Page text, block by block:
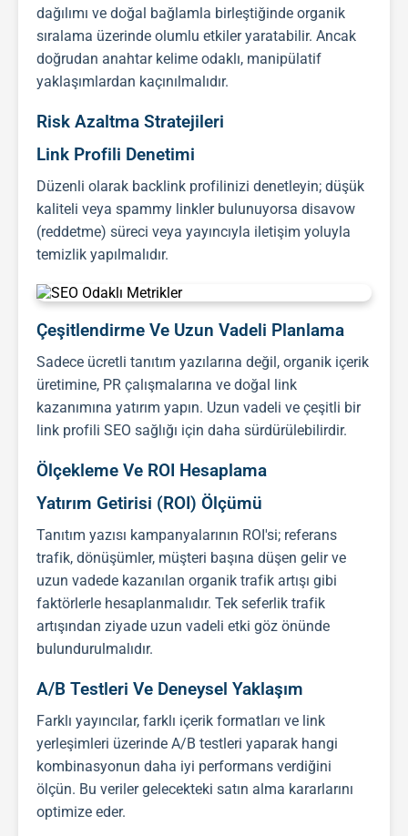
dağılımı ve doğal bağlamla birleştiğinde organik
sıralama üzerinde olumlu etkiler yaratabilir. Ancak
doğrudan anahtar kelime odaklı, manipülatif
yaklaşımlardan kaçınılmalıdır.
Risk Azaltma Stratejileri
Link Profili Denetimi
Düzenli olarak backlink profilinizi denetleyin; düşük
kaliteli veya spammy linkler bulunuyorsa disavow
(reddetme) süreci veya yayıncıyla iletişim yoluyla
temizlik yapılmalıdır.
Çeşitlendirme Ve Uzun Vadeli Planlama
Sadece ücretli tanıtım yazılarına değil, organik içerik
üretimine, PR çalışmalarına ve doğal link
kazanımına yatırım yapın. Uzun vadeli ve çeşitli bir
link profili SEO sağlığı için daha sürdürülebilirdir.
Ölçekleme Ve ROI Hesaplama
Yatırım Getirisi (ROI) Ölçümü
Tanıtım yazısı kampanyalarının ROI'si; referans
trafik, dönüşümler, müşteri başına düşen gelir ve
uzun vadede kazanılan organik trafik artışı gibi
faktörlerle hesaplanmalıdır. Tek seferlik trafik
artışından ziyade uzun vadeli etki göz önünde
bulundurulmalıdır.
A/B Testleri Ve Deneysel Yaklaşım
Farklı yayıncılar, farklı içerik formatları ve link
yerleşimleri üzerinde A/B testleri yaparak hangi
kombinasyonun daha iyi performans verdiğini
ölçün. Bu veriler gelecekteki satın alma kararlarını
optimize eder.